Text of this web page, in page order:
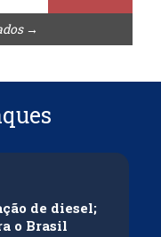
→
de diesel;
o Brasil